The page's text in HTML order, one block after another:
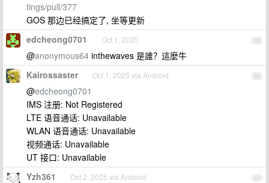
tings/pull/377
GOS 那边已经搞定了, 坐等更新
55
edcheong0701 Oct 1, 2025
@anonymous64 inthewaves 是誰？這麼牛
56
Kairossaster Oct 1, 2025 via Android
@edcheong0701
IMS 注册: Not Registered
LTE 语音通话: Unavailable
WLAN 语音通话: Unavailable
视频通话: Unavailable
UT 接口: Unavailable
57
Yzh361 Oct 2, 2025 via Android